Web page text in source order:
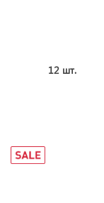
12 шт.